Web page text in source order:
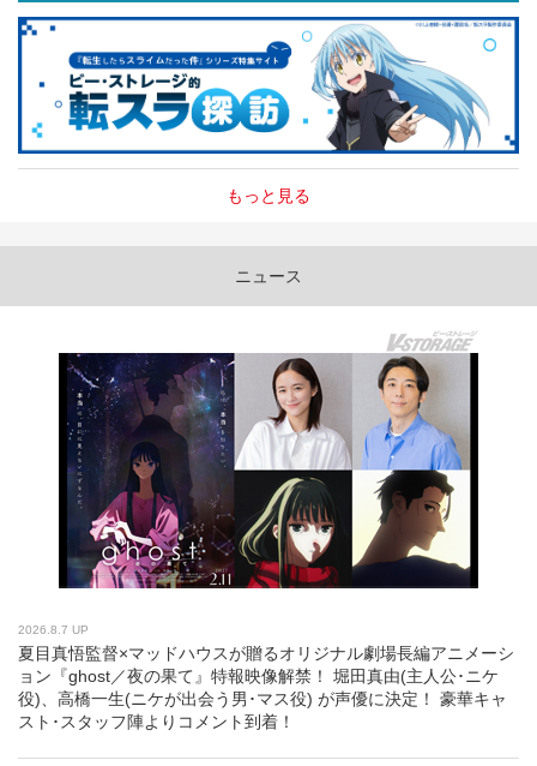
もっと見る
ニュース
2026.8.7 UP
夏目真悟監督×マッドハウスが贈るオリジナル劇場長編アニメーシ
ョン『ghost／夜の果て』特報映像解禁！ 堀田真由(主人公･ニケ
役)、高橋一生(ニケが出会う男･マス役) が声優に決定！ 豪華キャ
スト･スタッフ陣よりコメント到着！